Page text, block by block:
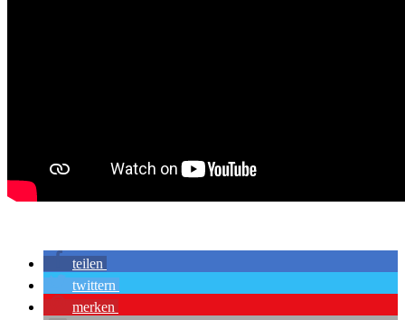
teilen
twittern
merken